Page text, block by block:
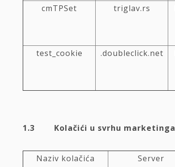
cmTPSet triglav.rs
test_cookie .doubleclick.net
1.3 Kolačići u svrhu marketinga
Naziv kolačića Server